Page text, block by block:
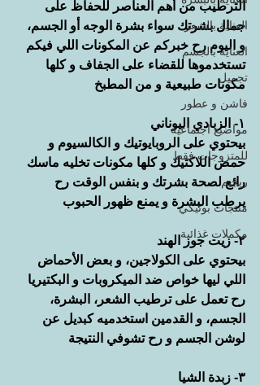
العناية بالشعر
العناية بالجسم
تجميل
فاشن و عطور
مواضيع اجتماعية
للمتزوجات فقط
ريجيم
منتجات بوتيكي
مكملات غذائية
الترطيب من أهم العناصر للحفاظ على
جمال بشرتك سواء بشرة الوجه أو الجسم،
و اليوم رح خبركم عن المكونات اللي فيكم
تستخدموها للقضاء على الجفاف و كلها
مكونات طبيعية و من المطبخ
١- الزبادي اليوناني
بيحتوي على الروبايوتيك و الكالسيوم و
حمض اللاكتيك و كلها مكونات تخليه ماسك
رائع لصحة بشرتك و بنفس الوقت رح
يرطب البشرة و يمنع ظهور الحبوب
٢- زيت جوز الهند
بيحتوي على الكولاجين، و بعض الأحماض
اللي ليها خواص ضد الميكروبات و البكتيريا
رح تعمل على ترطيب الشعر، البشرة،
الجسم، و القدمين استخدميه كبديل عن
لوشن الجسم و رح تشوفي النتيجة
٣- زبدة الشيا